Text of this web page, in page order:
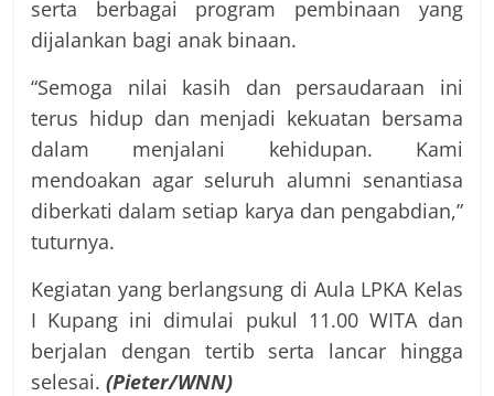
serta berbagai program pembinaan yang
dijalankan bagi anak binaan.
“Semoga nilai kasih dan persaudaraan ini
terus hidup dan menjadi kekuatan bersama
dalam menjalani kehidupan. Kami
mendoakan agar seluruh alumni senantiasa
diberkati dalam setiap karya dan pengabdian,”
tuturnya.
Kegiatan yang berlangsung di Aula LPKA Kelas
I Kupang ini dimulai pukul 11.00 WITA dan
berjalan dengan tertib serta lancar hingga
selesai.(Pieter/WNN)